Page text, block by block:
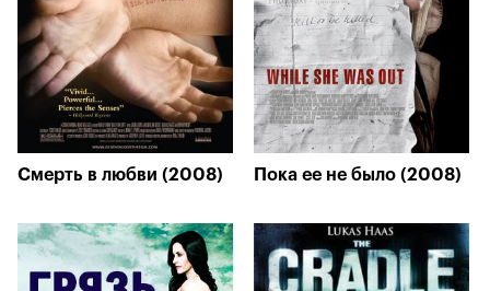
Смерть в любви (2008) Пока ее не было (2008)